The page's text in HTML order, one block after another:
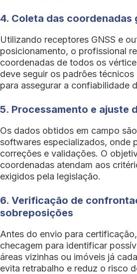
4. Coleta das coordenadas
Utilizando receptores GNSS e
posicionamento, o profissional
coordenadas de todos os
deve seguir os padrões
para assegurar a confiabilidade
5. Processamento e ajuste
Os dados obtidos em campo
softwares especializados, onde
correções e validações. O
coordenadas atendam aos
exigidos pela legislação.
6. Verificação de
sobreposições
Antes do envio para
checagem para identificar
áreas vizinhas ou imóveis já
evita retrabalho e reduz o risco